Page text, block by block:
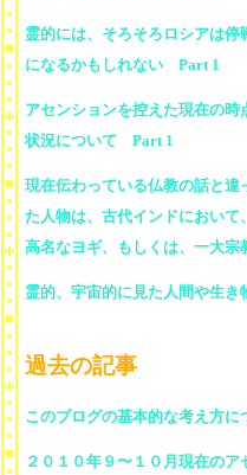
霊的には、そろそろロシアは
になるかもしれない Part 1
アセンションを控えた現在の
状況について Part 1
現在伝わっている仏教の話と
た人物は、古代インドにおい
高名なヨギ、もしくは、一大
霊的、宇宙的に見た人間や生
過去の記事
このブログの基本的な考え方に
２０１０年９〜１０月現在の